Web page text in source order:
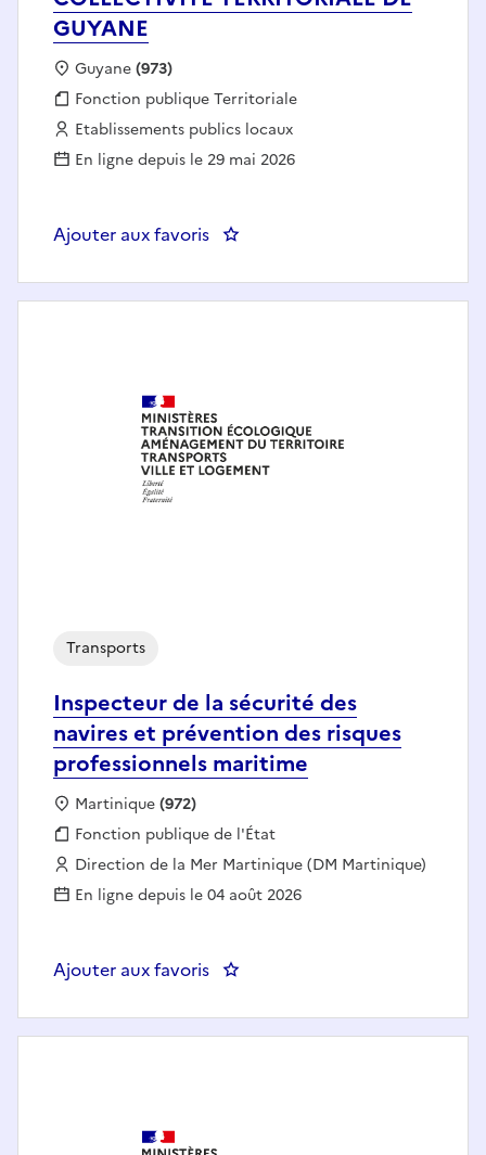
GUYANE
Localisation :
Guyane(973)
Fonction publique :
Fonction publique Territoriale
Employeur :
Etablissements publics locaux
En ligne depuis le 29 mai 2026
Ajouter aux favoris : Chauffeur mécanicien -
Inspecteur de la sécurité des
navires et prévention des risques
professionnels maritime
Transports
Localisation :
Martinique(972)
Fonction publique :
Fonction publique de l'État
Employeur :
Direction de la Mer Martinique (DM Martinique)
En ligne depuis le 04 août 2026
Ajouter aux favoris : Inspecteur de la sécurité des